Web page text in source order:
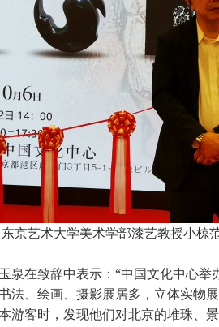
东京艺术大学美术学部漆艺教授小椋
泉在致辞中表示：“中国文化中心
法、绘画、摄影展居多，立体实物
游客时，发现他们对北京的堆珠、